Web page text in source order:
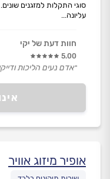
סוגי התקלות למזגנים
עליונה...
חוות דעת של יקי
5.00
״אדם נעים הליכות
אופיר מיזוג אוויר